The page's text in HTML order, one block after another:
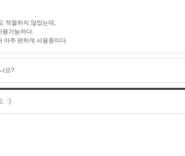
적절하지 않았는데,
용가능하다.
아주 편하게 사용중이다.
요?